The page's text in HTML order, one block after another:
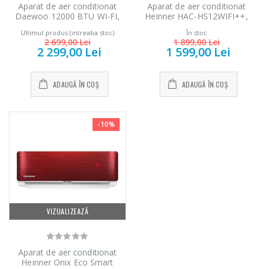
Aparat de aer conditionat
Daewoo 12000 BTU WI-FI,
instalare inclus (3m), filtre cu
ioni de argint, functie iFeel,
Eco Mode, DAC-12CHSDW,
Ultimul produs (intreaba stoc)
2 699,00 Lei
2 299,00 Lei
ADAUGĂ ÎN COȘ
Aparat de aer conditionat
Heinner HAC-HS12WIFI++,
12000 BTU, Inverter, Wi-Fi,
Clasa A++
În stoc
1 899,00 Lei
1 599,00 Lei
ADAUGĂ ÎN COȘ
VIZUALIZEAZĂ
-10%
Aparat de aer conditionat
Heinner Onix Eco Smart